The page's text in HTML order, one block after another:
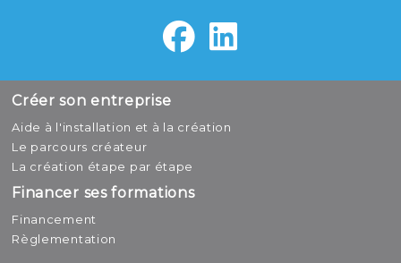
Créer son entreprise
Aide à l'installation et à la création
Le parcours créateur
La création étape par étape
Financer ses formations
Financement
Règlementation